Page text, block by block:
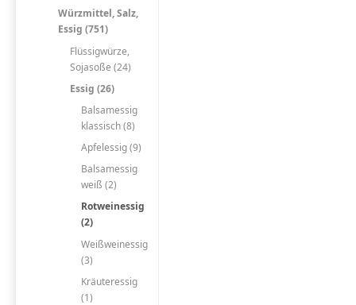
Würzmittel, Salz,
Essig (751)
Flüssigwürze,
Sojasoße (24)
Essig (26)
Balsamessig
klassisch (8)
Apfelessig (9)
Balsamessig
weiß (2)
Rotweinessig
(2)
Weißweinessig
(3)
Kräuteressig
(1)